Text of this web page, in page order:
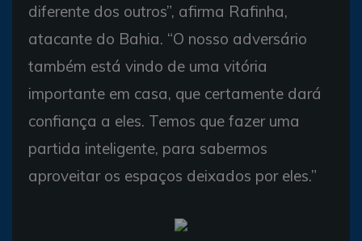
diferente dos outros”, afirma Rafinha,
atacante do Bahia. “O nosso adversário
também está vindo de uma vitória
importante em casa, que certamente dará
confiança a eles. Temos que fazer uma
partida inteligente, para sabermos
aproveitar os espaços deixados por eles.”